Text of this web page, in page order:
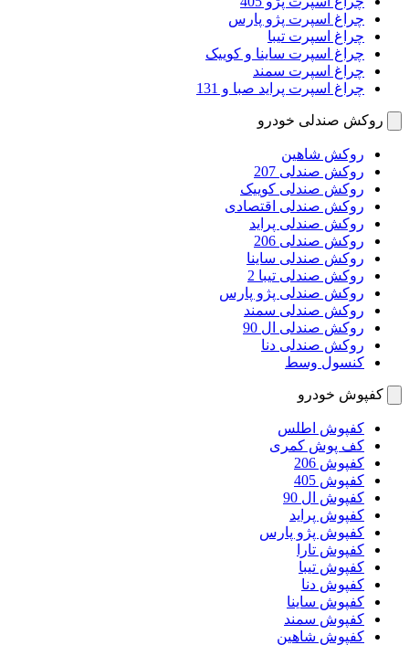
چراغ اسپرت پژو پارس
چراغ اسپرت تیبا
چراغ اسپرت ساینا و کوییک
چراغ اسپرت سمند
چراغ اسپرت پراید صبا و 131
روکش صندلی خودرو
روکش شاهین
روکش صندلی 207
روکش صندلی کوییک
روکش صندلی اقتصادی
روکش صندلی پراید
روکش صندلی 206
روکش صندلی ساینا
روکش صندلی تیبا 2
روکش صندلی پژو پارس
روکش صندلی سمند
روکش صندلی ال 90
روکش صندلی دنا
کنسول وسط
کفپوش خودرو
کفپوش اطلس
کف پوش کمری
کفپوش 206
کفپوش 405
کفپوش ال 90
کفپوش پراید
کفپوش پژو پارس
کفپوش تارا
کفپوش تیبا
کفپوش دنا
کفپوش ساینا
کفپوش سمند
کفپوش شاهین